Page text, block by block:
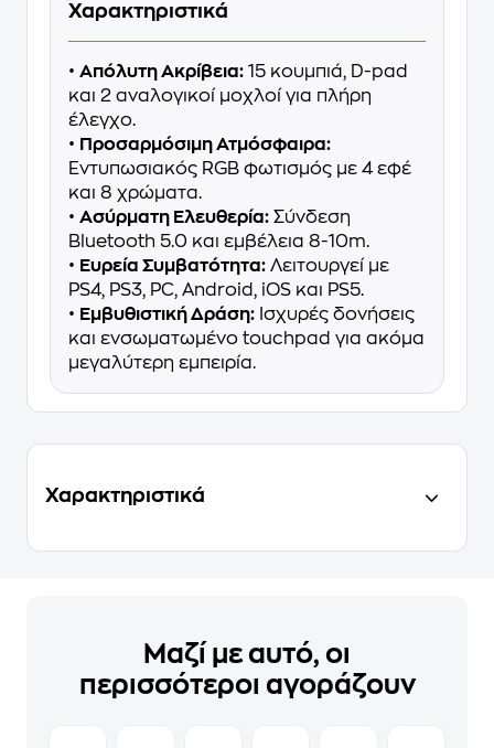
Χαρακτηριστικά
• Απόλυτη Ακρίβεια: 15 κουμπιά, D-pad
και 2 αναλογικοί μοχλοί για πλήρη
έλεγχο.
• Προσαρμόσιμη Ατμόσφαιρα:
Εντυπωσιακός RGB φωτισμός με 4 εφέ
και 8 χρώματα.
• Ασύρματη Ελευθερία: Σύνδεση
Bluetooth 5.0 και εμβέλεια 8-10m.
• Ευρεία Συμβατότητα: Λειτουργεί με
PS4, PS3, PC, Android, iOS και PS5.
• Εμβυθιστική Δράση: Ισχυρές δονήσεις
και ενσωματωμένο touchpad για ακόμα
μεγαλύτερη εμπειρία.
Χαρακτηριστικά
Μαζί με αυτό, οι
περισσότεροι αγοράζουν